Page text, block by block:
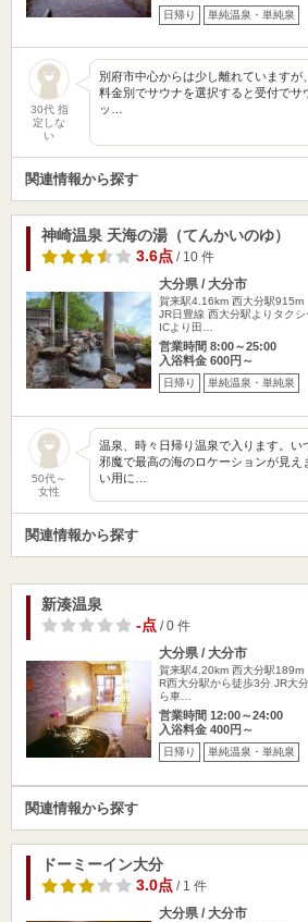
日帰り 単純温泉・単純泉
30代 指
定しな
い
別府市中心からは少し離れていますが
料金別でサウナを選択すると受付でサ
ッ…
関連情報から探す
神崎温泉 天海の湯（てんかいのゆ）
3.6点/ 10 件
大分県 / 大分市
賀来駅4.16km 西大分駅915m
JR日豊線 西大分駅よりタク
ICより田…
営業時間 8:00～25:00
入浴料金 600円～
日帰り 単純温泉・単純泉
50代～
女性
温泉、時々日帰り温泉で入ります。い
邪魔で最高の海のロケーションが見え
い用に…
関連情報から探す
新湊温泉
-点/ 0 件
大分県 / 大分市
賀来駅4.20km 西大分駅189m
R西大分駅から徒歩3分 JR大
ら車…
営業時間 12:00～24:00
入浴料金 400円～
日帰り 単純温泉・単純泉
関連情報から探す
ドーミーイン大分
3.0点/ 1 件
大分県 / 大分市